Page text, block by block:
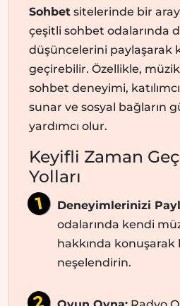
Sohbet sitelerinde bir
çeşitli sohbet odalarında
düşüncelerini paylaşarak
geçirebilir. Özellikle,
sohbet deneyimi,
sunar ve sosyal bağların
yardımcı olur.
Keyifli Zaman
Yolları
Deneyimlerinizi
odalarında kendi
hakkında konuşarak
neşelendirin.